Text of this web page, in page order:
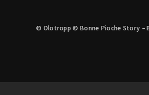
© Olotropp © Bonne Pioche Story –